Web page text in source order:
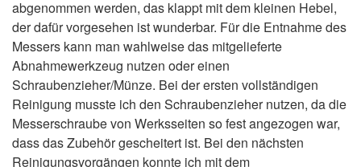
abgenommen werden, das klappt mit dem kleinen Hebel,
der dafür vorgesehen ist wunderbar. Für die Entnahme des
Messers kann man wahlweise das mitgelieferte
Abnahmewerkzeug nutzen oder einen
Schraubenzieher/Münze. Bei der ersten vollständigen
Reinigung musste ich den Schraubenzieher nutzen, da die
Messerschraube von Werksseiten so fest angezogen war,
dass das Zubehör gescheitert ist. Bei den nächsten
Reinigungsvorgängen konnte ich mit dem